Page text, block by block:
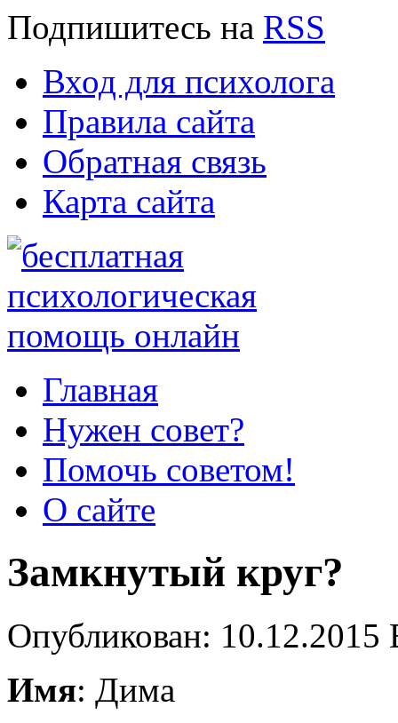
Подпишитесь на RSS
Вход для психолога
Правила сайта
Обратная связь
Карта сайта
Главная
Нужен совет?
Помочь советом!
О сайте
Замкнутый круг?
Опубликован:
Имя: Дима